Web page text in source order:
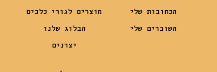
הכתובות שלי
השוברים שלי
מוצרים לגורי כלבים
הבלוג שלנו
יצרנים